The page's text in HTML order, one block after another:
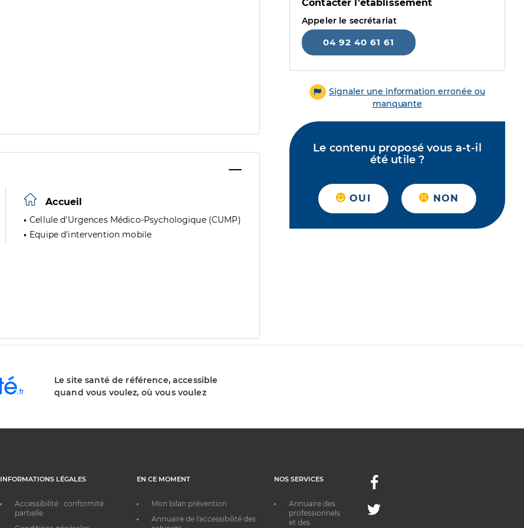
Accueil
Cellule d'Urgences Médico-Psychologique (CUMP)
Equipe d'intervention mobile
Contacter l'établissement
Appeler le secrétariat
04 92 40 61 61
Signaler une information erronée ou
manquante
Le contenu proposé vous a-t-il
été utile ?
OUI NON
Le site santé de référence, accessible
quand vous voulez, où vous voulez
INFORMATIONS LÉGALES
Accessibilité : conformité
partielle
EN CE MOMENT
Mon bilan prévention
Annuaire de l'accessibilité des
NOS SERVICES
Annuaire des
professionnels
et des
Facebook
Twitter